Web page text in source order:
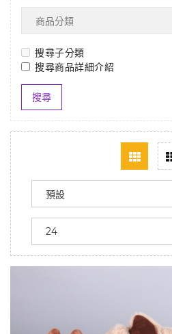
搜尋子分類
搜尋商品詳細介紹